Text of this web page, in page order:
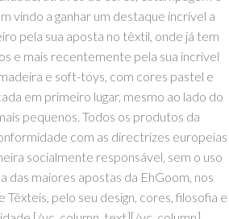
vindo a ganhar um destaque incrível a
pela sua aposta no têxtil, onde já tem
e mais recentemente pela sua incrível
e soft-toys, com cores pastel e
em primeiro lugar, mesmo ao lado do
pequenos. Todos os produtos da
com as directrizes europeias
socialmente responsável, sem o uso
das maiores apostas da EhGoom, nos
pelo seu design, cores, filosofia e